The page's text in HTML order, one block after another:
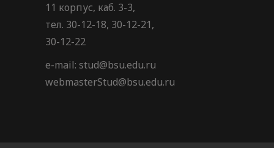
11 корпус, каб. 3-3,
тел. 30-12-18, 30-12-21,
30-12-22
e-mail: stud@bsu.edu.ru
webmasterStud@bsu.edu.ru